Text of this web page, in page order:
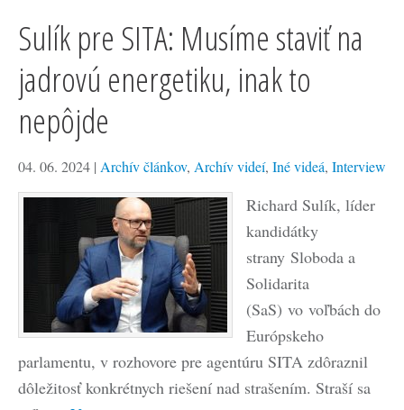
Sulík pre SITA: Musíme staviť na
jadrovú energetiku, inak to
nepôjde
04. 06. 2024 | Archív článkov, Archív videí, Iné videá, Interview
Richard Sulík, líder
kandidátky
strany Sloboda a
Solidarita
(SaS) vo voľbách do
Európskeho
parlamentu, v rozhovore pre agentúru SITA zdôraznil
dôležitosť konkrétnych riešení nad strašením. Straší sa